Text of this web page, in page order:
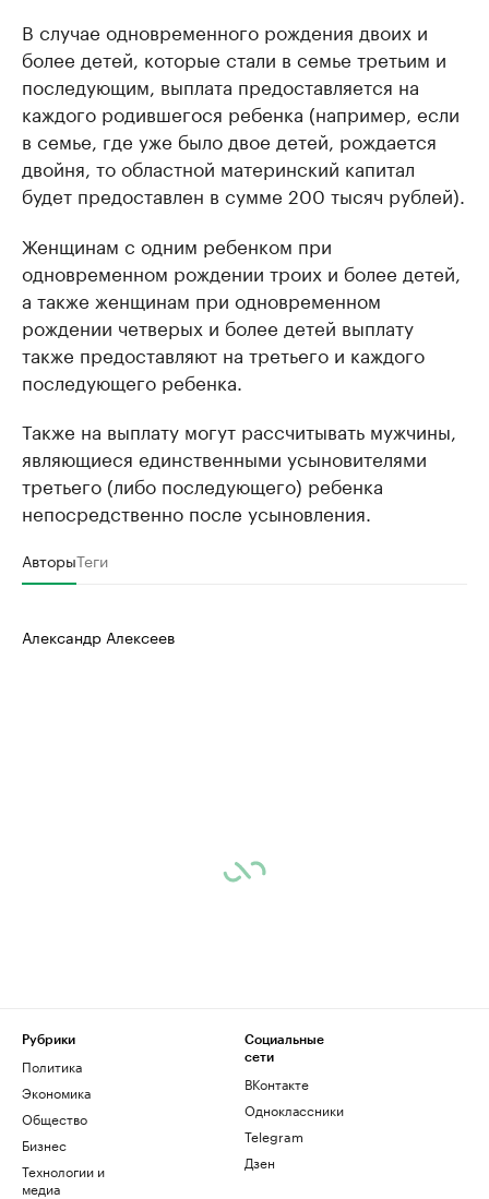
В случае одновременного рождения двоих и
более детей, которые стали в семье третьим и
последующим, выплата предоставляется на
каждого родившегося ребенка (например, если
в семье, где уже было двое детей, рождается
двойня, то областной материнский капитал
будет предоставлен в сумме 200 тысяч рублей).
Женщинам с одним ребенком при
одновременном рождении троих и более детей,
а также женщинам при одновременном
рождении четверых и более детей выплату
также предоставляют на третьего и каждого
последующего ребенка.
Также на выплату могут рассчитывать мужчины,
являющиеся единственными усыновителями
третьего (либо последующего) ребенка
непосредственно после усыновления.
АвторыТеги
Александр Алексеев
Рубрики
Политика
Экономика
Общество
Бизнес
Технологии и
медиа
Социальные
сети
ВКонтакте
Одноклассники
Telegram
Дзен